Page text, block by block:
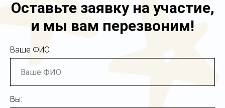
Оставьте заявку на участие,
и мы вам перезвоним!
Ваше ФИО
Вы: